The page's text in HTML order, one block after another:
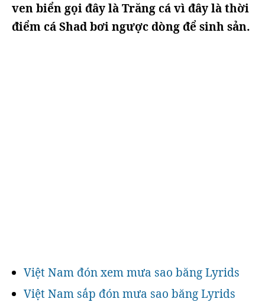
ven biển gọi đây là Trăng cávì đây là thời
điểm cá Shad bơi ngược dòng để sinh sản.
Việt Nam đón xem mưa sao băng Lyrids
Việt Nam sắp đón mưa sao băng Lyrids